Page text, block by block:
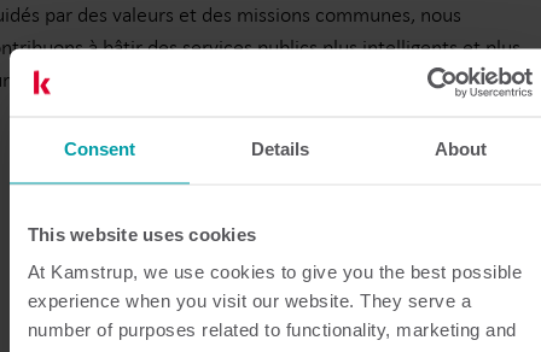
Consent Details About
This website uses cookies
At Kamstrup, we use cookies to give you the best possible
experience when you visit our website. They serve a
number of purposes related to functionality, marketing and
par des valeurs et des missions communes, nous
à bâtir des services publics plus intelligents et plus
à travers le monde.